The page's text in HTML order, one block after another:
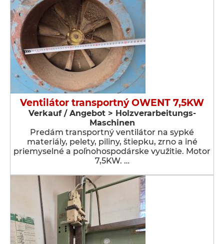
Ventilátor transportný OWENT 7,5KW
Verkauf / Angebot > Holzverarbeitungs-
Maschinen
Predám transportný ventilátor na sypké
materiály, pelety, piliny, štiepku, zrno a iné
priemyselné a poľnohospodárske využitie. Motor
7,5KW. …